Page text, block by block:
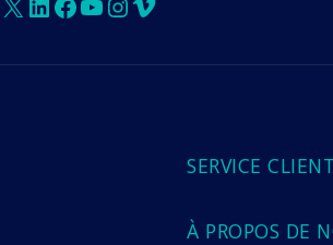
SERVICE CLIENT
À PROPOS DE